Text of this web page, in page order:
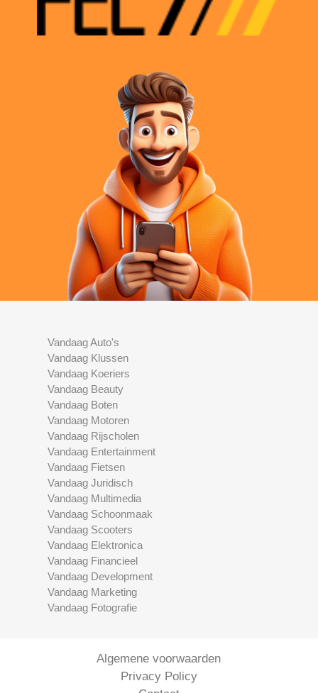
Vandaag Auto's
Vandaag Klussen
Vandaag Koeriers
Vandaag Beauty
Vandaag Boten
Vandaag Motoren
Vandaag Rijscholen
Vandaag Entertainment
Vandaag Fietsen
Vandaag Juridisch
Vandaag Multimedia
Vandaag Schoonmaak
Vandaag Scooters
Vandaag Elektronica
Vandaag Financieel
Vandaag Development
Vandaag Marketing
Vandaag Fotografie
Algemene voorwaarden
Privacy Policy